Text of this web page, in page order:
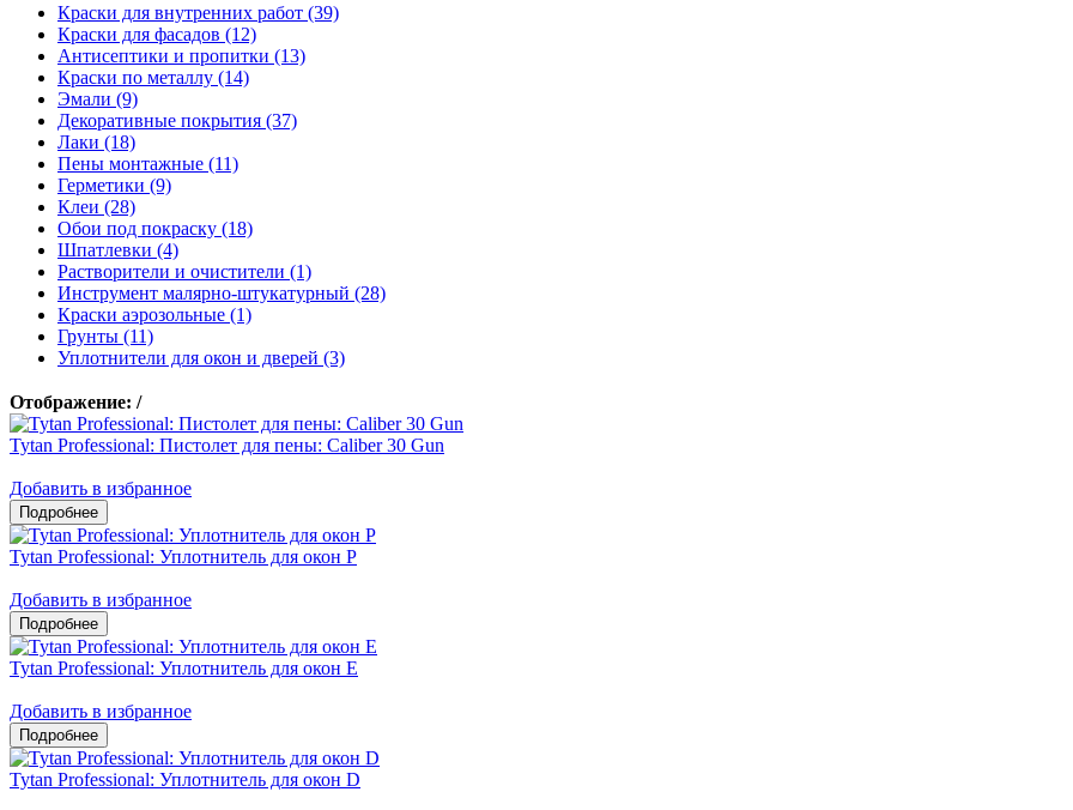
Краски для внутренних работ (39)
Краски для фасадов (12)
Антисептики и пропитки (13)
Краски по металлу (14)
Эмали (9)
Декоративные покрытия (37)
Лаки (18)
Пены монтажные (11)
Герметики (9)
Клеи (28)
Обои под покраску (18)
Шпатлевки (4)
Растворители и очистители (1)
Инструмент малярно-штукатурный (28)
Краски аэрозольные (1)
Грунты (11)
Уплотнители для окон и дверей (3)
Отображение: /
Tytan Professional: Пистолет для пены: Caliber 30 Gun
Добавить в избранное
Tytan Professional: Уплотнитель для окон P
Добавить в избранное
Tytan Professional: Уплотнитель для окон E
Добавить в избранное
Tytan Professional: Уплотнитель для окон D